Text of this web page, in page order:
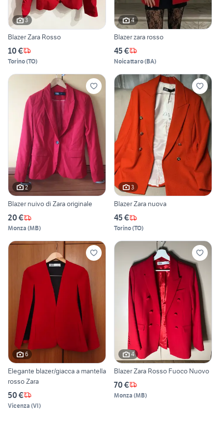
3
Blazer Zara Rosso
10 €
Torino(TO)
4
Blazer zara rosso
45 €
Noicattaro(BA)
2
Blazer nuivo di Zara originale
20 €
Monza (MB)
3
Blazer Zara nuova
45 €
Torino(TO)
6
Elegante blazer/giacca a mantella
rosso Zara
50 €
Vicenza (VI)
4
Blazer Zara Rosso Fuoco Nuovo
70 €
Monza (MB)